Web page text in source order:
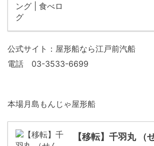
公式サイト：屋形船なら江戸前汽船
電話 03-3533-6699
本場月島もんじゃ屋形船
【移転】千羽丸 （